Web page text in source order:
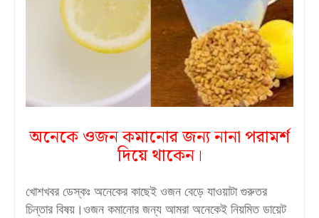
অনেকে ওজন কমানোর জন্য নানা পরামর্শ
দিয়ে থাকেন।
খোশখবর ডেস্কঃ অনেকের কাছেই ওজন বেড়ে যাওয়াটা গুরুতর
চিন্তার বিষয়।ওজন কমানোর জন্য আমরা অনেকেই নিয়মিত ডায়েট